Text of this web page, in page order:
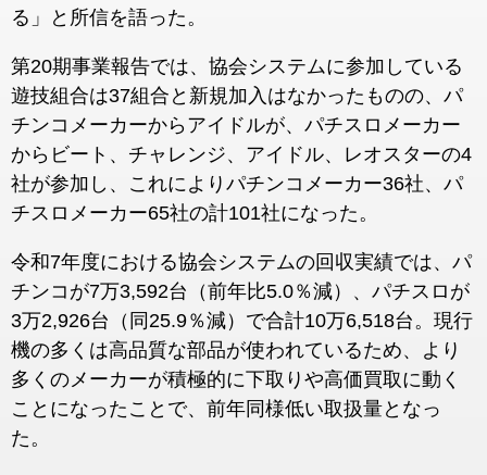
る」と所信を語った。
第20期事業報告では、協会システムに参加している
遊技組合は37組合と新規加入はなかったものの、パ
チンコメーカーからアイドルが、パチスロメーカー
からビート、チャレンジ、アイドル、レオスターの4
社が参加し、これによりパチンコメーカー36社、パ
チスロメーカー65社の計101社になった。
令和7年度における協会システムの回収実績では、パ
チンコが7万3,592台（前年比5.0％減）、パチスロが
3万2,926台（同25.9％減）で合計10万6,518台。現行
機の多くは高品質な部品が使われているため、より
多くのメーカーが積極的に下取りや高価買取に動く
ことになったことで、前年同様低い取扱量となっ
た。